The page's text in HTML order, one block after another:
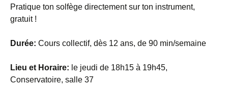
Pratique ton solfège directement sur ton instrument,
gratuit !
Durée: Cours collectif, dès 12 ans, de 90 min/semaine
Lieu et Horaire: le jeudi de 18h15 à 19h45,
Conservatoire, salle 37